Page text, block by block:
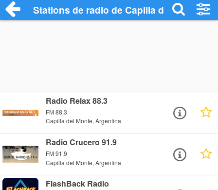
Stations de radio de Capilla del Monte
Radio Relax 88.3
FM 88.3
Capilla del Monte, Argentina
Radio Crucero 91.9
FM 91.9
Capilla del Monte, Argentina
FlashBack Radio